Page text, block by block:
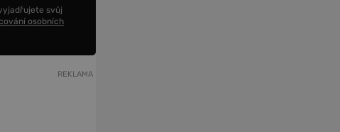
svůj
osobních
REKLAMA